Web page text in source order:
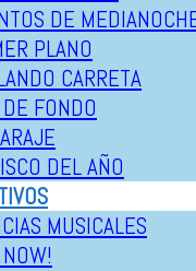
DE
PLANO
CARRETA
FONDO
DEL AÑO
MUSICALES